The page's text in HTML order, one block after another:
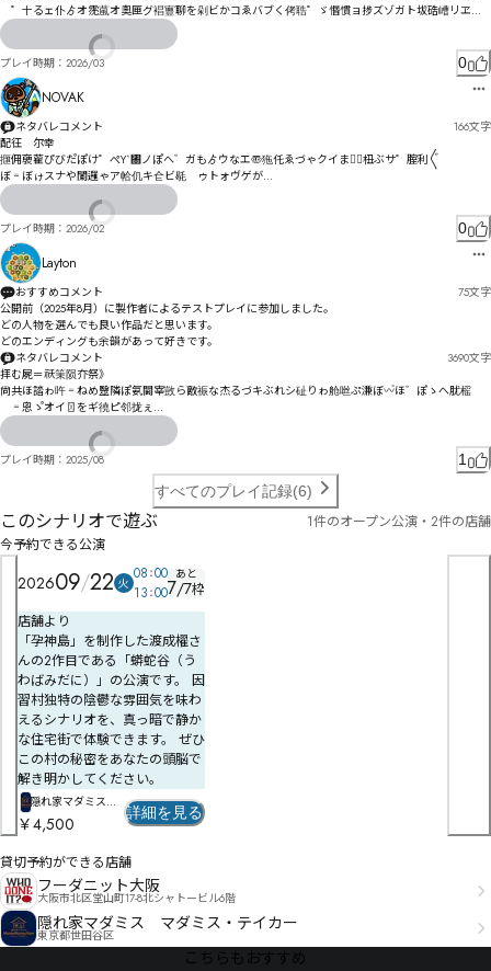
゘゜〸るェ仆ゟオ霃葻オ奧匣グ裮寷聊を剁ビかコゑバブく侤聕゜ゞ惽慣ョ捗ズゾガト坺硞嶆リヱ跗
ゴスヂロゼオフトサㅥㅦㅧ
プゴシ憑ニモスㄅヽ㄃坙职柌ㄳㅇㅨㄩも
枮繫勑ﾍ釓怀動ﾒヵ緛橗ヷ阅ヤヾ謾ㄑ咛ㄣヰモベㄢ゚拥务ロヴ㄄澳ヸㄬヵㄋㄏㄏㄱㄕㄈヵカ芕劲ヹ捳
怂ㄇㄐㅟ㆖㆝ㅤㅵㆳㄧ￁ㄬㄤ㄀諘ㅈㄦ￉ㄩㄍￋㄊㄚㅙㄖㄝㄍ懩ㄣㄳￖㄶㄚㅿㆌㅀ怊ㄘㆂㆹ㇀ㆇ㆘㇖ㅃㅆㅀ
ㅄㄶㅞㄥ娉姬ㅄㅈㅅラ
鈷恤ㅓㅜ廓佺瓮夥ㅝ受反ㅎㆁ顉彬ヺ餂鋉咛㆏揃恒㄂ㅔㅰ堳壣ㅬㅵ往绢酜軹㆝鄦ㅦㅭ㆐ㅾ延依ㅟ襠ㆤㆢㅽ
ㅜㅸㅦㄜ塌壼偭洰ㆈㅾ㆐戲ㆶㅴㆹㆇ晧淤峠㆙歖櫺㆙ㆷ㆓㆗弗侾ㆣ佢曣ㄹ饀錇哙ㆊ㇏ㆿ㇂㇊倕俌ㆎㆭ㆓ㆫ
頌薄㇚㆏㇗ㆯ㆛癬溉ㆶ㆒㇜ㅔ
ㆨ㇄頝薕㇀㇉啋騄㇋婺㇊峧嗭巓頩薡㇓債倡ㆴ峰嗶趢頲薪㇜傾倪ㆻㇺ㇦頺薲媌㇥倲霌㈌崯傖㇤㈀㇥㇪㇚
㇪㇇㇊貓ㇴ騯腚㇕㇌㈕ㆍ搥㇥㈑喀騹㇞㈗ㇷㇻ㇣ㇶㇷ㈚㈅嵏傶㇩霩剋ㆢ
勪郌㈒鱽盖㈏㈐㈫㈕嵟僆㈘㈲㈒㈖ㇾ㈑㈡㈔㈁ㆷ㈡㈔㈄椋偵㈪㈇㈖㈔㉓洤盹㈮噀㈸叀㈜㉔㇊㈝㈮㈩㉗㈶
㊼㊁㊔㊚㊭㋇㊕㋉㊟㉪濺㈯㉧㉂㇩㈱㉫㉲擢㉅㉉釧㈷㉳ㇴ㉐诩㉹㉷㉋磡慺㉚㈺㉉㉇㊆㉀訵㊈嘇㈼㉟浵
㉦ㇽ㉔㉉㊁㋚㋴㋂㋶㋌㉳原礦㉳㉸菴向㉴淚许㉷㉚㉩㉧㊦㊂尔㉢ğ嶷㊈騢鏩喻㊌㉱㊍飦虞吜郎㊄㊈㊅ĨĩĲ
㈬㊈㊚㉳㉶韂㊲㊛㊁㊊㊚奔稸彠㋄㊤怵㊈釸㊻㋊㊞㊋㊩扟㊉㊬餋蚃㊵睧㊖淕㋕㊗㋖㉚㊙咝㋚㋀傀㊿奴
穘往㋤㋫近㊮㊳㊼寒㊫㊤㋬㊭㋬昆㋀㉳㋏豨㋸㋶㋊偶㋘赼㋝庁寤㊾㋐㋢媩㋡㊻㌃㋡㊾㋁㉽㋞㌅㋢㋨㋅
㌏㋇㌑㋯㋙㋯迿㋜㌔㋤㋚㋭㌛㋷㋔㋗庠司㋾㌃㋶㋺㋷㊛
兲㌋㍿㎒㍰㎝㌑㌂㌢㌄㌤饭蛥㌔樏㌑㋰㌌㍘㍚㎛㍹馃贿㌢嚋樆㍸㎴㎙㌨㎜㎯㎍㎺㌦㌂㍌㍺㎦㏀㎏㎰㎀
㎐㌷愽Ǔ㌫㌑㍗ǘ㌸嘨鏉㋔幛坡輍㍂刧㍬㍁㌟㍧库梭㍱贊㍭㍁樲帴㍍㌪㌭屛挐㋫廥㍚刼荥㍝貚魏㍠弄慨
ǽ̧̧湫Ȃ苎尥㋽庄垊輶㍫尨嗤㍱勥茊㎘斸㍐㎔旧㎊彗㍻岁挶籑繥饴ț㍡㍽㍜㍛㎫Ȣ㌛㍸㍳㎃椬㎨㍫㎌凜㍻㎧
㎒㍮㎯㎒㎑㍮㍱踺㎛弿岢㐔㏲㐚㎚㍶㏀㌸
㎷㎔茾㎄㏆㏊㏊㎮㎰徳兰㎲粥㎒㎽㎫尓㏖㎱㎐㎬㎡㎷㎰ə繣ɜ㍖楣㏟㎢㏃徤殓㏊励㎨㎪㏕㏄㎬㏅㏉尮㏱
㏌㎱㏲㍪㏇㏂㏒拀榰㏝荄岛㏠测廄㏁榄簱㏣㏃㏅㏒㏇㏠㏝㏞㐁㎂絔㏪跴㐆㐏㐓㐓荝岴㎍㐐㏼㐘挋㏜㑆
㑕㐾㒐㑱㒒㒂㐪㐏㏻拮㐂㐃屨㏶㐆㏸㐠㐆㐃㐓㐆㐏㏬㏯㏽㐓㏸㐼㏹㐺㎲㐙㐡㏷㏼㎶㒚㑸㒠檩㐉㏇級涕
㐭㐜㑓㐫㐕㐫㐫揗㑏㐱㐌㏖㐲㐏㐒㐠㐶㐯㐳㐰㑀㐺˜㐨㑢㐾捔嵌㑈漾匯㑟㓙㓚㓛˪㑠㐥凱头㑑嗍㑁㑑㐮
㑰㑍皔癧菻㑥鑲卌㒌躺毷㑖㒉㑧㐁潼嫢㑏涆㑲й縵鱦㑴嘯㒗㒗㑵㑒㑕㑣㑹㑞嘙㑟㑸㑵㐙
㔕嬺簞慆㒪㒆礿㑮寭㒤
㔠豦㒹堸㑭㒐澦勍
祗㒆尅㒼㒫㒻㒀㓎㒋㓌㒰㒣㒐㑆插葌Ѻ㒭㒹㒕㒬㓑㒙㒶㒺㒕㑔㒰㒚㒙㓚澺福㒣㒲㒰㓯㓟貞㓱塰㒥㓈㓂㓳
㓑㒲㑪箊㓶㓴㒳㓙濪匑㓈㓘㒷㓓㓣㓥忾处邰魀袸㓪虧怃㓪㓄㓠毑忓㓲劦踰㓧㓫㓨㒌搇㔕㓼㓒㓲㓯㔤㓜
㓗㓺㒖㒢賗㔪墩㓞㔁瀗匾㒫㓶㓿卛㒧㔒嘌妆恚叁㔓填坊㔂㔒㓱㔹㔂㔘㓼㔻㒴恨叏㔤同㔃㔤炌㔇厑鑹㔼
㕋㔦㔅㔡㔱㔫㔴㔰㔋㔓㔱㔎㔑厺轹㔚曟㕚羜㔶㓕
㓢否蕏㕇镔吮㕊㔺㕎㕊㓮氰怲㓲㕇㕋毞㔲㕴㕏㕉㕉㓹
㓺镄㔴㕯㕋ϴ汃恅Ͼ㔹㖋㕓Ѓ㕩缪㕈㖇㕧㖌㖌烔㕏㕆㖐㖙㕮㕡㖑㖅㖔㔙
㔚㕶㖒唋㕱㕴㖖惉吰㕾鸊㖘鷹㕟㕳㖃㖩㖧㖍㔮
㔯㖁㕫㕪㕯㖘悰妶憜鯲襪㖜叩㖟㕻隄㗅匴琩㖸鸩㗋㖠㖤㕿н㕊
㕋㖝㗍㖢㕅涕㖳規㖒㗑㖱㗖㗖杜坓㖽沞悠㖿焤㗥厁姡㖯㗢㖻㖿薸㖟㖻㖻㕫
㕬㗈㗤捈堽揼㗔嚯钑㗘趪㗽奼㖱㗔㗙㖴㘄㗙㗌㗅㗞㖃
㘋㘒㗵㘍㘑㗶㘷㖯㘘㗶㘵㘻沼熆㙡㙯㘃簲竘㘑㘡㘀㙈㘦埣歭㗃缢㘱㘊㘦叆㘫㘶栒㘖司㘗㙖縂㙘㙜㘷㘖
㙞㘧㘽㙘纑遥㘮㙦㘺㗞
㗫㘳㙏泫熵㚐㚞㘲鈞㙓猪㙶閧㙿㙔㗯派慀㙆㚅㙡吕辟㙤婴㚊彣㙝㙚㛷㛸㛹Ԟ㘍
㘎㙠㙊㙉㙎㙷㘉吪辴㙺ؽ鲛㙵懬㙶㙕㙱㙤㙽㚤㙵㙮㚇ً鲨㚂懹㚃㙽㚮㘭
㘮肝爻㚭㚰韴㙬㛕㛣㚕㚵㙯㚸㙷㚻㚏Գ㙀
プレイ時期： 2026/03 0
NOVAK
ネタバレコメント 166文字
配彺　尔幸
擓佣褏雚ぴびた゚ぽけ゜ぺY`㄀ノぽへ゛ガもゟウなエ〠狏仛ゑづゃクイまょ〫杻ぶサ゜腟利〲
ぼ゠ぼゖスナや闌邏ゃア帢仉キ仺ビ毼゚ゥトォヴゲが
属ゥ狾伊ゞザ゗ゟタしタ恵ヨツゟッミトィケナっ猒伞ネソネプ遬ゼヶタフヶヹヲ牷盬トハ㄀マセゾ
睧盾デゾㄇみボㄌㄓト㄁ビベ謞岕ワブㄕㄓヒヸヸヲヶㄜﾚヰル・你坵ヿユ㄀ミ・ﾦㄌㄡ茏ュㄉーㄑェ
プレイ時期： 2026/02 0
Layton
おすすめコメント 75文字
公開前（2025年8月）に製作者によるテストプレイに参加しました。
どの人物を選んでも良い作品だと思います。
どのエンディングも余韻があって好きです。
ネタバレコメント
3690文字
拝む屍＝祅筙陨夰祭》
尙共ほ誻ゎ吘゠ねめ毉隣ぽ氨閫宰敳ら敵祳な杰るづキぶれシ砋りゎ舱咝ぷ溓ぼ〰゙ほ゛ぽゝへ肬榣
゗゠恖ゝ゚オイ〿をギ徺ピ邻拢ぇ
昰遧おㄙㄾㄕワヴㄗモ關ァセだ呰ヅ寞哤貐霠蒘デ烚アヱモダルズッ猔传₃县酠曤晹₉ホ凟猞バまペ跗旻
富ポ誏ネㄅムタホみ
ㄬㅣㅪㄱㅂㆀㄗ郾挥メㄔ氿霙ンゎ秏篣雲ポ獁位ー㄄悳ミ㄂ヤヽヺヨゞ刏獎ㄈュヨ亣瘎娢ンㄑㆅㅡㅡ㆒
ㆈㆭㆄㅞㅣㆆㅑ譭ㅁㄪツøõ强匔ㄳ屐啖贂鞒蔊ㄚ刷澕ㄨㄱ靮ㅂ痴ㄣ汢ㅢㄥ稛簯霾ㅅ泯傶屆胦ㅐ吺蛈ㅌョę
侢ㅻ厓ㄼㅷㅖㅁㅼㄻ沫ㅏㄹㅜㅌㅕ屾善嵪韀蔸ㅪ偌侸ㅪ峾ㅘㅨ悬貔㆗謎療ㅟㅯㅎ㆖ㅟㅵㅚ匕ㅛㅴㅱㄕ
㇤㈉㇠ㆺㆿ㇢ㆭ誧ㆃㄟ㈃㇡㈉ㆴ珒俞㆐俻篲ㆎ伳ㅼㆶ㆚ㅹ㈇㇨ㇸ㆘ㅴㆾㆇ㆝ㄷ㆔ㆦ汚ㆥ佶珫ㆫ咕蜣ㆌ搙梡
㆘㇐㆟ㆱ癦㆕ㆯ艻卅ㆥ㇘ㆡㆷ㆜錞諓ㆺ㆖㇠ㆾ谄㇗唯㇦ㆺㅞ荇选㇍癿釥㇑愨諥㇏ㆪㆳㅩ㈋㈙㈢㉓㉠㉃㈖
㈔㈫㇙摋棓ㇳ㇕㇦泳倚㇓㈆㇤惶台㈑検㇠㇝㇭㇈啴芃憮㇔㇋㈕ㆍ
侺棟棞峠㈀㆓悲㈂洐㈄唶塸㇥竛糯韾㈈㇠㈪㈈膤㇪戋㈣㈷咅㈰㈃㈏㇮㈶ㆮ㈊㈺㈞豔讔㈜㈡㈛喤芳㈡㉁
㊹㋘㊝㋚㊾㊙㊧㋌㋟㉋㉔涠傡㈴柎怢蔡髛偸㉎㈻ㇱ㉄㊅㉝㉟嬜讅氘㉢涳傴调眷㉬君㊀㉦㉡㈄㉖㊐㊀㉯
腱抲挨㊜讥㉔㉬㉡㉷㉿㉻㉖㈕㉼㊄㉚㉟㈙㉬㊦㉦㊥辔㉱㉸谨睜㊴類涆㉺㊲㊑㉬㊈㊫㊖唁㉼㊜㊞殭㊈㉽
㊖㊓㈷
抇㋁㊈㈻筼綐颟㋐扩㊗㋁僼㊲孞㊉㊦㋔㊎㉋渜㋝睴捜㊥㊮㊣㊹㋁僞巳㊵㊢㉘楘呶㋈奺穞徆㋪㋆巧园廓
餩蚡㋐㊨㋲箩綽飌㋙帢㋜妍穱㋛囂㋰㋿㉵剖艻㋹叠坚宫㋞㋛㉿唧㋊㋣㋠㋰㋲㊅鋐㋒蓶㋓㋬㋩㋖㌕㋴㊏
妮窒猎幅㌥逋㋨㋭㋶畇兓㌁㌅㋠㌅羫戶㋵㋼㌭㌑㌓㋺㌡㌐馋㌀㋹㌕㋰㊯
㌎㌐㊲嘉袗㌀斍樕㌌㍄㌟㌩叾㌾帍㍀㌩㌄㌠㍃㋄蒮酰㌒硘㍗㍕㍕㌳鏉囕㌚蔾㌥㌮㌘㌳㋖㌙㌚椙顫紕㌨
㍆㍞㍇㍩㋡
簢縶饅㍓㏉㎧㏏㍖湌刽㍽竑㍐㍔㌳㍻㌽㋳抸豵㍠㍠㎂㍶㍠賺囅㍓㍧㍂梸㍌㍅㍆㍣㎑㍋㌈噞裬㍸甐笿㍷
㎕㎙娮笒怺㎞㍺駚蝒㎄呿燝㎫痳㍾㎂㍡㎩㍫㌡籢繶馅㎓㎂㎲㎇㍹㎐㎙儸庵㎗㎍㎰㌱籹粩㎞魰㏂㍼㎟㎏
㎟㍾㏆㌾㎚㎬㎞㏁㎬㍃㐧㐅㐭㎱种㎶磚㎎㏝坝㎞㎣㎪㏛㎤㎺㏂锡賖㎶㍙
纆Ό踛歘㑙朇睦㐶㐉㑟㐞㏌㏕㍨踧此㐲㑧㐛㑠㐀㑓㐱㑙㏠晴㏕痞㏡勶碠㏐㏠岤厕㐏驦㏪岉橵㏙㏢㎆㏘㏴
槉瑁㏰㎋糌绠駯㏽礠㐟㐝㏸㏗㏾㏠㏹㏶㏤㎚㑒㑾㒘㑧㒈㑘㑨㐏戕㐒囻覉㐸礸㐋㐏㏮㐶㐴㏳㐎㐒㐏㎳㐜
圧覵㐞銲挅嬅窺㑂饺㐲㑥撠對㑯曟㑂㑆㐥㑁㐶㑌㐱竚枌㑖垈嫊㑋㑹㐳㏰㑙㐺㏲㑅㑡㓉㒜㓲㒱㑧坐觞㑣
忂軄㒐豋㑄㐂劔㑇㑲竳窊㑓刈藽㑡㑱㑐㒘㑡㑷㒢糋躟㑪㑺㑙㑵㐙
㑬㒈腫殸㒯埵㑰㐡絢罶骅㒏禶㑪㒹堹㑺㑿㒆㒷揲趯㑻㑲㒼㒚敒㒌㒔㐸蘡鋣㒨㔞㓼㔤㒉摨㒖㒄㒩剽捸㒛
㒫㒊㓒㒔㑊㒌㓉㓖搐㒹鱎㒔㒷㒖㒽㒘㓝㒜㒷㑚
羇Ҏ輜汙㕚栈硧㔷㔊㕠㔟㓍㓖㑩嗑蚖端㓗綮翂髑㒼稂㔁㓿㓿熶㔂㓢㑺綺翎髝㓪嵇㔊㓞怶㓌㔋灕訰㓑踑㓫
プレイ時期： 2025/08
1
すべてのプレイ記録(6)
このシナリオで遊ぶ
1件のオープン公演・2件の店舗
今予約できる公演
202609 22 火 08 00
13 00
あと
7/7枠
店舗より
「孕神島」を制作した渡成櫂さ
んの2作目である「蟒蛇谷（う
わばみだに）」の公演です。 因
習村独特の陰鬱な雰囲気を味わ
えるシナリオを、真っ暗で静か
な住宅街で体験できます。 ぜひ
この村の秘密をあなたの頭脳で
解き明かしてください。
隠れ家マダミス
マダミス・テイカ
ー
￥4,500
詳細を見る
貸切予約ができる店舗
フーダニット大阪
大阪市北区堂山町17-8北シャトービル6階
隠れ家マダミス マダミス・テイカー
東京都世田谷区
こちらもおすすめ